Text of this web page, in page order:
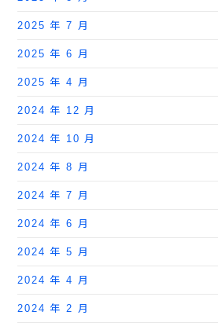
2025 年 7 月
2025 年 6 月
2025 年 4 月
2024 年 12 月
2024 年 10 月
2024 年 8 月
2024 年 7 月
2024 年 6 月
2024 年 5 月
2024 年 4 月
2024 年 2 月